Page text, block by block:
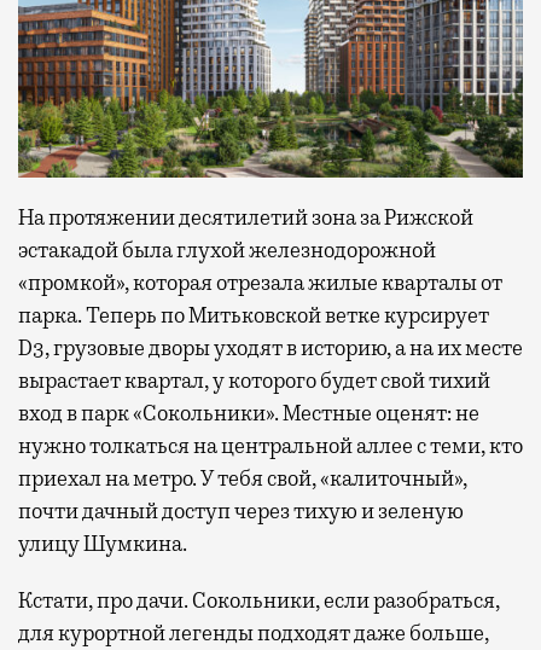
На протяжении десятилетий зона за Рижской
эстакадой была глухой железнодорожной
«промкой», которая отрезала жилые кварталы от
парка. Теперь по Митьковской ветке курсирует
D3, грузовые дворы уходят в историю, а на их месте
вырастает квартал, у которого будет свой тихий
вход в парк «Сокольники». Местные оценят: не
нужно толкаться на центральной аллее с теми, кто
приехал на метро. У тебя свой, «калиточный»,
почти дачный доступ через тихую и зеленую
улицу Шумкина.
Кстати, про дачи. Сокольники, если разобраться,
для курортной легенды подходят даже больше,